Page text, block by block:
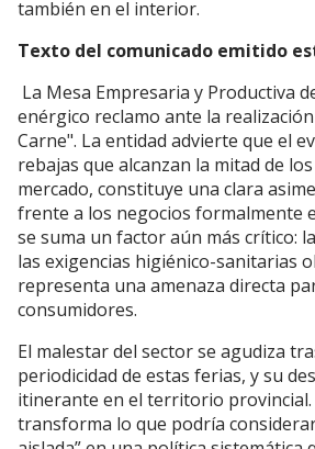
también en el interior.
Texto del comunicado emitido
La Mesa Empresaria y Productiva
enérgico reclamo ante la
Carne". La entidad advierte que el
rebajas que alcanzan la mitad de
mercado, constituye una clara
frente a los negocios formalmente
se suma un factor aún más crítico:
las exigencias higiénico-sanitarias
representa una amenaza directa
consumidores.
El malestar del sector se agudiza
periodicidad de estas ferias, y su
itinerante en el territorio provincial.
transforma lo que podría